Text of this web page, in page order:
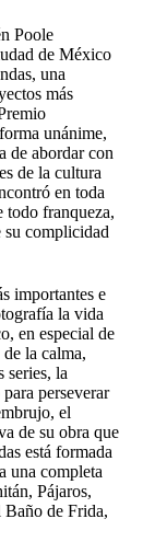
Poole
de México
una
más
unánime,
de abordar con
de la cultura
en toda
todo franqueza,
su complicidad
importantes e
la vida
en especial de
la calma,
series, la
perseverar
el
de su obra que
está formada
una completa
Pájaros,
Baño de Frida,